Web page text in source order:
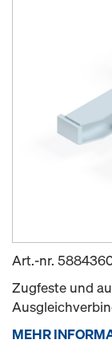
Art.-nr.
Zugfeste und
MEHR